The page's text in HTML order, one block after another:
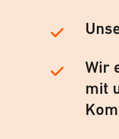
Wir
mit